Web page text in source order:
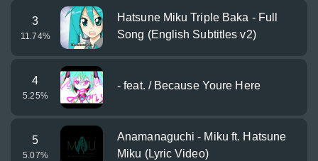
3
11.74%
Hatsune Miku Triple Baka - Full
Song (English Subtitles v2)
4
5.25%
- feat. / Because Youre Here
5
5.07%
Anamanaguchi - Miku ft. Hatsune
Miku (Lyric Video)